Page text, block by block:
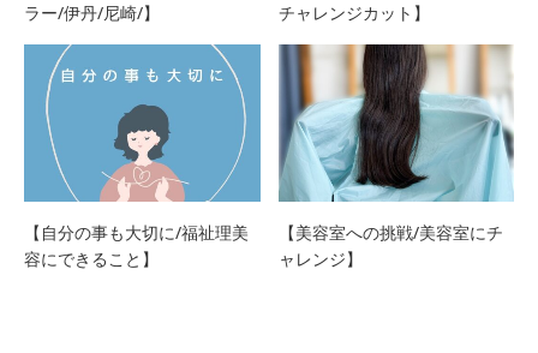
ラー/伊丹/尼崎/】
チャレンジカット】
【自分の事も大切に/福祉理美
容にできること】
【美容室への挑戦/美容室にチ
ャレンジ】